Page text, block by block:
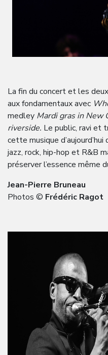
La fin du concert et les
aux fondamentaux avec
medley Mardi gras in New
riverside. Le public, ravi et
cette musique
jazz, rock, hip-hop et R&B
préserver l’essence même
Jean-Pierre Bruneau
Photos © Frédéric Ragot